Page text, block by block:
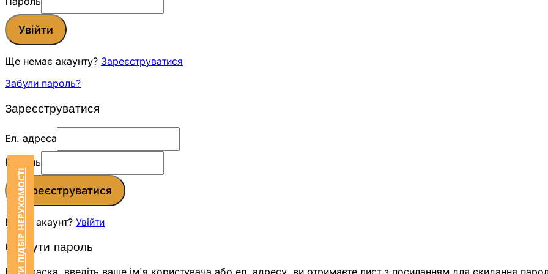
ЗАМОВИТИ ПІДБІР НЕРУХОМОСТІ
Увійти
Ще немає акаунту? Зареєструватися
Забули пароль?
Зареєструватися
Ел. адреса
Пароль
Зареєструватися
Вже є акаунт? Увійти
Скинути пароль
Будь ласка, введіть ваше ім'я користувача або ел. адресу, ви отримаєте лист з посиланням для скидання